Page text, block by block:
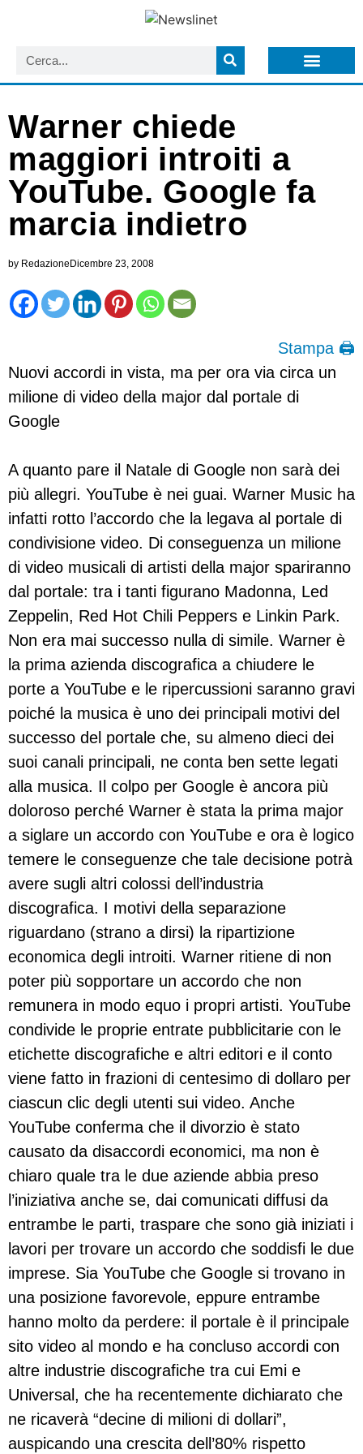
Warner chiede
maggiori introiti a
YouTube. Google fa
marcia indietro
by RedazioneDicembre 23, 2008
Stampa 🖨
Nuovi accordi in vista, ma per ora via circa un
milione di video della major dal portale di
Google
A quanto pare il Natale di Google non sarà dei
più allegri. YouTube è nei guai. Warner Music ha
infatti rotto l’accordo che la legava al portale di
condivisione video. Di conseguenza un milione
di video musicali di artisti della major spariranno
dal portale: tra i tanti figurano Madonna, Led
Zeppelin, Red Hot Chili Peppers e Linkin Park.
Non era mai successo nulla di simile. Warner è
la prima azienda discografica a chiudere le
porte a YouTube e le ripercussioni saranno gravi
poiché la musica è uno dei principali motivi del
successo del portale che, su almeno dieci dei
suoi canali principali, ne conta ben sette legati
alla musica. Il colpo per Google è ancora più
doloroso perché Warner è stata la prima major
a siglare un accordo con YouTube e ora è logico
temere le conseguenze che tale decisione potrà
avere sugli altri colossi dell’industria
discografica. I motivi della separazione
riguardano (strano a dirsi) la ripartizione
economica degli introiti. Warner ritiene di non
poter più sopportare un accordo che non
remunera in modo equo i propri artisti. YouTube
condivide le proprie entrate pubblicitarie con le
etichette discografiche e altri editori e il conto
viene fatto in frazioni di centesimo di dollaro per
ciascun clic degli utenti sui video. Anche
YouTube conferma che il divorzio è stato
causato da disaccordi economici, ma non è
chiaro quale tra le due aziende abbia preso
l’iniziativa anche se, dai comunicati diffusi da
entrambe le parti, traspare che sono già iniziati i
lavori per trovare un accordo che soddisfi le due
imprese. Sia YouTube che Google si trovano in
una posizione favorevole, eppure entrambe
hanno molto da perdere: il portale è il principale
sito video al mondo e ha concluso accordi con
altre industrie discografiche tra cui Emi e
Universal, che ha recentemente dichiarato che
ne ricaverà “decine di milioni di dollari”,
auspicando una crescita dell’80% rispetto